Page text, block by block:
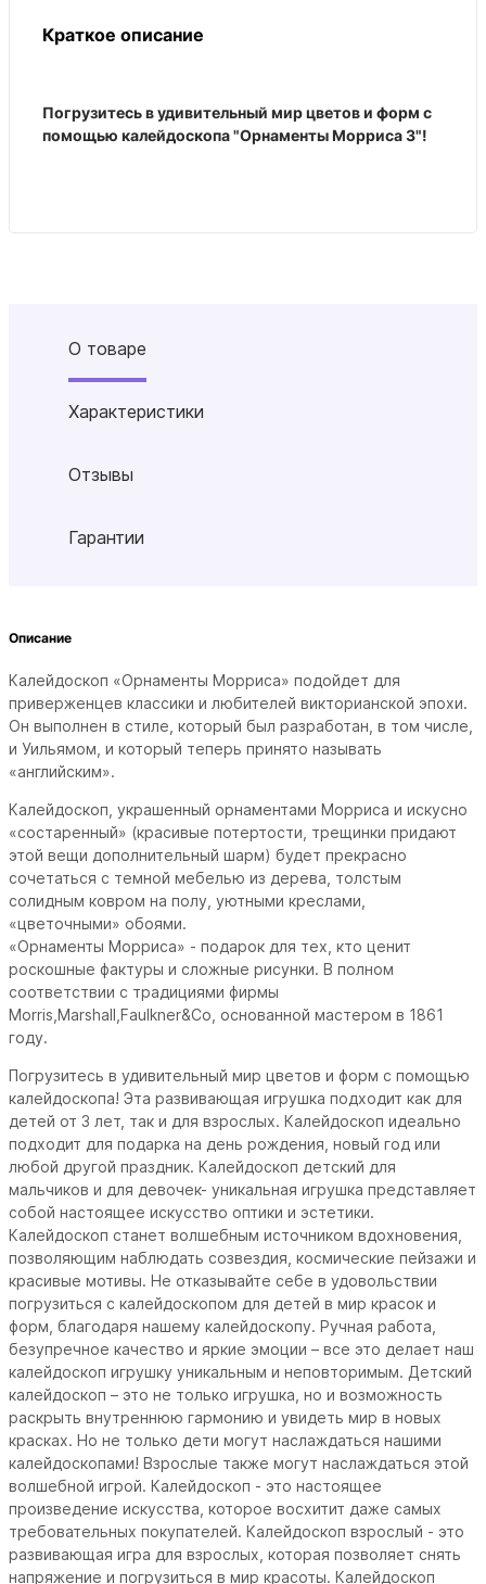
Краткое описание
Погрузитесь в удивительный мир цветов и форм с
помощью калейдоскопа "Орнаменты Морриса 3"!
О товаре
Характеристики
Отзывы
Гарантии
Описание
Калейдоскоп «Орнаменты Морриса» подойдет для
приверженцев классики и любителей викторианской эпохи.
Он выполнен в стиле, который был разработан, в том числе,
и Уильямом, и который теперь принято называть
«английским».
Калейдоскоп, украшенный орнаментами Морриса и искусно
«состаренный» (красивые потертости, трещинки придают
этой вещи дополнительный шарм) будет прекрасно
сочетаться с темной мебелью из дерева, толстым
солидным ковром на полу, уютными креслами,
«цветочными» обоями.
«Орнаменты Морриса» - подарок для тех, кто ценит
роскошные фактуры и сложные рисунки. В полном
соответствии с традициями фирмы
Morris,Marshall,Faulkner&Co, основанной мастером в 1861
году.
Погрузитесь в удивительный мир цветов и форм с помощью
калейдоскопа! Эта развивающая игрушка подходит как для
детей от 3 лет, так и для взрослых. Калейдоскоп идеально
подходит для подарка на день рождения, новый год или
любой другой праздник. Калейдоскоп детский для
мальчиков и для девочек- уникальная игрушка представляет
собой настоящее искусство оптики и эстетики.
Калейдоскоп станет волшебным источником вдохновения,
позволяющим наблюдать созвездия, космические пейзажи и
красивые мотивы. Не отказывайте себе в удовольствии
погрузиться с калейдоскопом для детей в мир красок и
форм, благодаря нашему калейдоскопу. Ручная работа,
безупречное качество и яркие эмоции – все это делает наш
калейдоскоп игрушку уникальным и неповторимым. Детский
калейдоскоп – это не только игрушка, но и возможность
раскрыть внутреннюю гармонию и увидеть мир в новых
красках. Но не только дети могут наслаждаться нашими
калейдоскопами! Взрослые также могут наслаждаться этой
волшебной игрой. Калейдоскоп - это настоящее
произведение искусства, которое восхитит даже самых
требовательных покупателей. Калейдоскоп взрослый - это
развивающая игра для взрослых, которая позволяет снять
напряжение и погрузиться в мир красоты. Калейдоскоп